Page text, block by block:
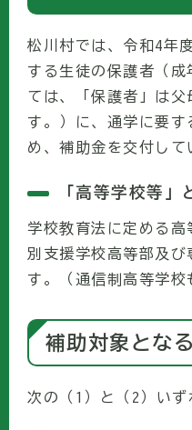
松川村では、令和4年
する生徒の保護者（
ては、「保護者」は父
す。）に、通学に要す
め、補助金を交付して
「高等学校等」
学校教育法に定める高
別支援学校高等部及び
す。（通信制高等学校
補助対象とな
次の（1）と（2）い